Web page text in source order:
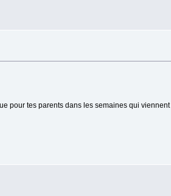
pour tes parents dans les semaines qui viennent